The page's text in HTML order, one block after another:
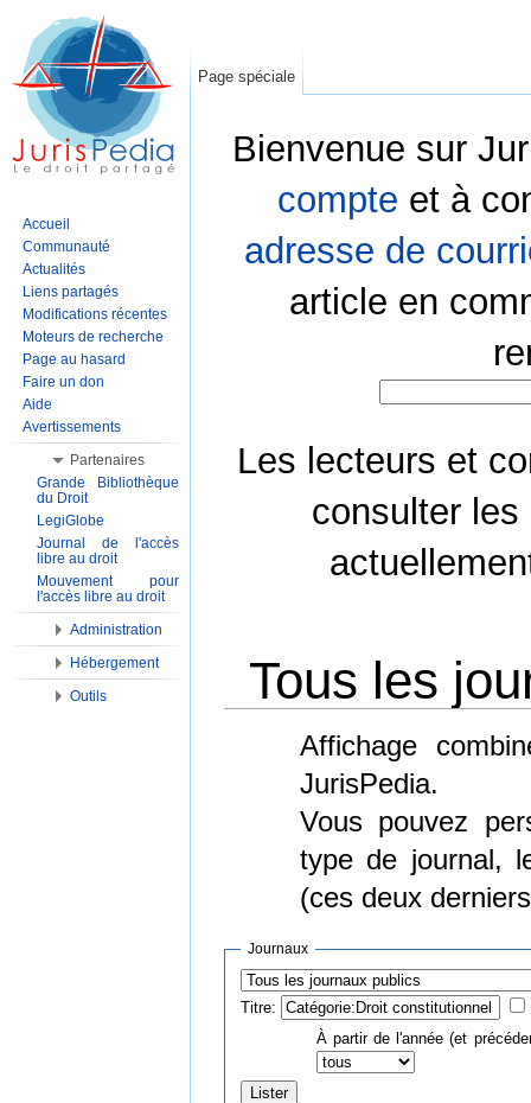
Bienvenue sur
compte et à
adresse de
article en
Les lecteurs et
consulter les
Tous les
Affichage
JurisPedia.
Vous pouvez
type de journal,
(ces deux
Journaux
Titre:
À partir de l'année (et
Page spéciale
Accueil
Communauté
Actualités
Liens partagés
Modifications récentes
Moteurs de recherche
Page au hasard
Faire un don
Aide
Avertissements
Partenaires
Grande Bibliothèque
du Droit
LegiGlobe
Journal de l'accès
libre au droit
Mouvement pour
l'accès libre au droit
Administration
Hébergement
Outils